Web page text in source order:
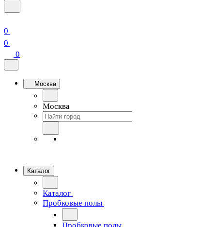
0
0
0
Москва
Москва
Каталог
Каталог
Пробковые полы